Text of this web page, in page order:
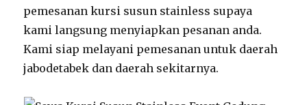
pemesanan kursi susun stainless supaya
kami langsung menyiapkan pesanan anda.
Kami siap melayani pemesanan untuk daerah
jabodetabek dan daerah sekitarnya.